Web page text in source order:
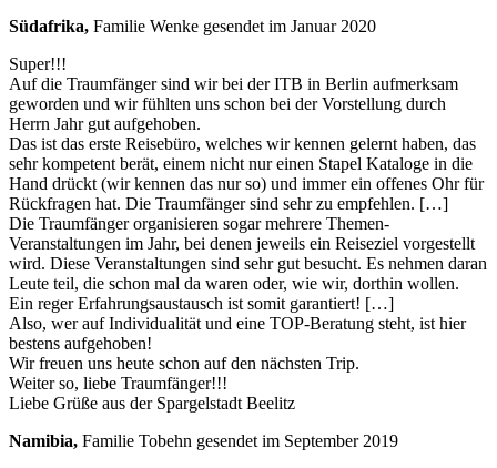
Südafrika, Familie Wenke gesendet im Januar 2020
Super!!!
Auf die Traumfänger sind wir bei der ITB in Berlin aufmerksam
geworden und wir fühlten uns schon bei der Vorstellung durch
Herrn Jahr gut aufgehoben.
Das ist das erste Reisebüro, welches wir kennen gelernt haben, das
sehr kompetent berät, einem nicht nur einen Stapel Kataloge in die
Hand drückt (wir kennen das nur so) und immer ein offenes Ohr für
Rückfragen hat. Die Traumfänger sind sehr zu empfehlen. […]
Die Traumfänger organisieren sogar mehrere Themen-
Veranstaltungen im Jahr, bei denen jeweils ein Reiseziel vorgestellt
wird. Diese Veranstaltungen sind sehr gut besucht. Es nehmen daran
Leute teil, die schon mal da waren oder, wie wir, dorthin wollen.
Ein reger Erfahrungsaustausch ist somit garantiert! […]
Also, wer auf Individualität und eine TOP-Beratung steht, ist hier
bestens aufgehoben!
Wir freuen uns heute schon auf den nächsten Trip.
Weiter so, liebe Traumfänger!!!
Liebe Grüße aus der Spargelstadt Beelitz
Namibia, Familie Tobehn gesendet im September 2019